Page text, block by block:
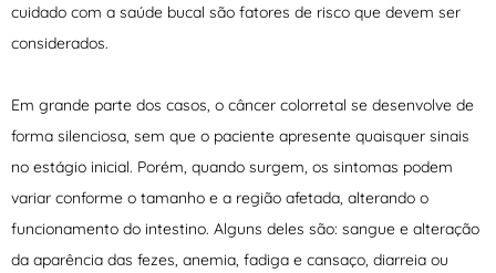
cuidado com a saúde bucal são fatores de risco que devem ser
considerados.
Em grande parte dos casos, o câncer colorretal se desenvolve de
forma silenciosa, sem que o paciente apresente quaisquer sinais
no estágio inicial. Porém, quando surgem, os sintomas podem
variar conforme o tamanho e a região afetada, alterando o
funcionamento do intestino. Alguns deles são: sangue e alteração
da aparência das fezes, anemia, fadiga e cansaço, diarreia ou